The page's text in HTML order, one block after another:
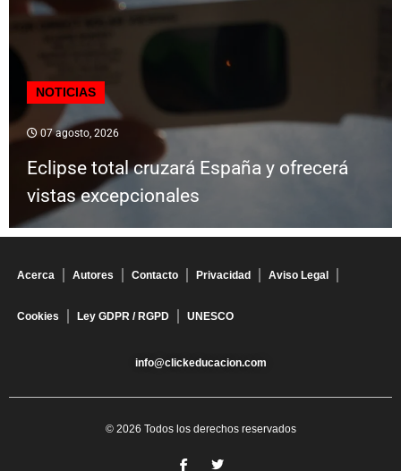
NOTICIAS
07 agosto, 2026
Eclipse total cruzará España y ofrecerá
vistas excepcionales
Acerca Autores Contacto Privacidad Aviso Legal
Cookies Ley GDPR / RGPD UNESCO
info@clickeducacion.com
© 2026 Todos los derechos reservados